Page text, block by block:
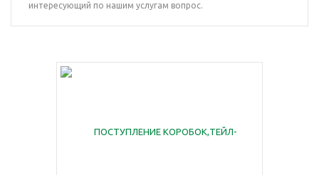
интересующий по нашим услугам вопрос.